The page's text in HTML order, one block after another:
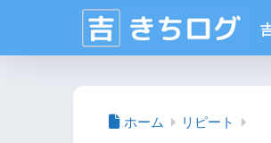
ホーム リピート